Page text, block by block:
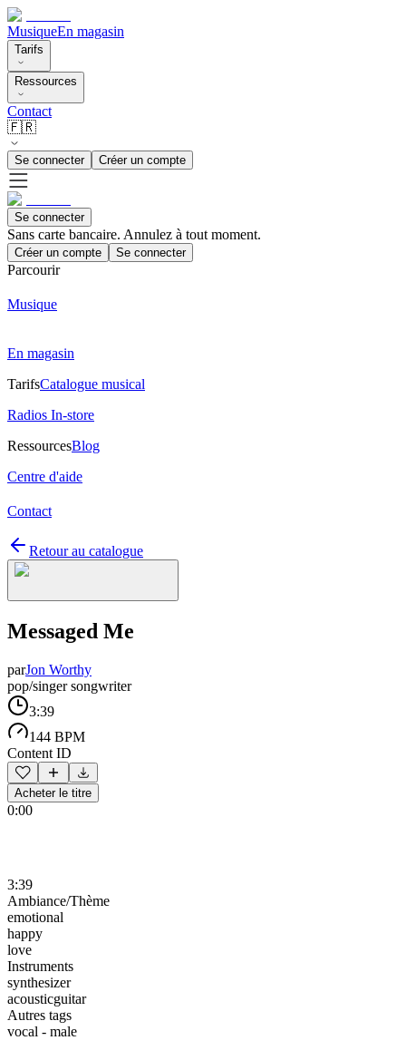
MusiqueEn magasin
Tarifs
Ressources
Contact
🇫🇷
Se connecter Créer un compte
Se connecter
Sans carte bancaire. Annulez à tout moment.
Créer un compte Se connecter
Parcourir
Musique
En magasin
TarifsCatalogue musical
Radios In-store
RessourcesBlog
Centre d'aide
Contact
Retour au catalogue
Messaged Me
parJon Worthy
pop/singer songwriter
3:39
144 BPM
Content ID
Acheter le titre
0:00
3:39
Ambiance/Thème
emotional
happy
love
Instruments
synthesizer
acousticguitar
Autres tags
vocal - male